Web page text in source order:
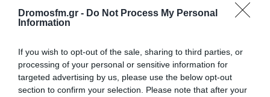
Dromosfm.gr - Do Not Process My Personal
Information
If you wish to opt-out of the sale, sharing to third parties, or
processing of your personal or sensitive information for
targeted advertising by us, please use the below opt-out
section to confirm your selection. Please note that after your